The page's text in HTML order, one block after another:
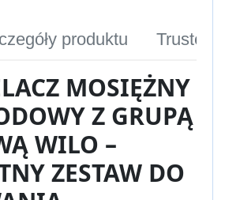
produktu Trusted
MOSIĘŻNY
Z GRUPĄ
WILO –
ZESTAW DO